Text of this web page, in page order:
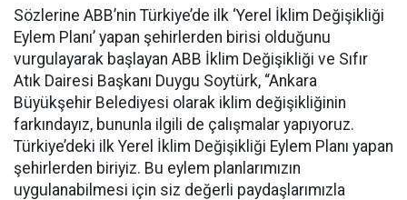
Sözlerine ABB’nin Türkiye’de ilk ‘Yerel İklim Değişikliği
Eylem Planı’ yapan şehirlerden birisi olduğunu
vurgulayarak başlayan ABB İklim Değişikliği ve Sıfır
Atık Dairesi Başkanı Duygu Soytürk, “Ankara
Büyükşehir Belediyesi olarak iklim değişikliğinin
farkındayız, bununla ilgili de çalışmalar yapıyoruz.
Türkiye’deki ilk Yerel İklim Değişikliği Eylem Planı yapan
şehirlerden biriyiz. Bu eylem planlarımızın
uygulanabilmesi için siz değerli paydaşlarımızla